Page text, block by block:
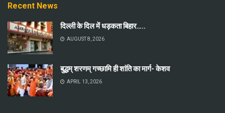
Recent News
दिल्ली के दिल में धड़कता बिहार…..
AUGUST 8, 2026
बुद्धम् शरणम् गच्छामि ही शांति का मार्ग- केशव
APRIL 13, 2026